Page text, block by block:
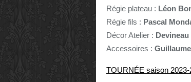
Régie plateau : Léon
Régie fils : Pascal
Décor Atelier : Devineau
Accessoires :
TOURNÉE saison 2023-